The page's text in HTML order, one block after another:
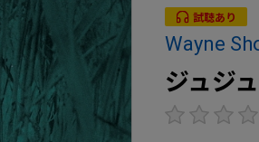
試聴あり
Wayne
ジュジ